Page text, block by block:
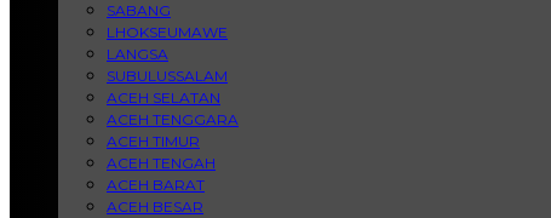
SABANG
LHOKSEUMAWE
LANGSA
SUBULUSSALAM
ACEH SELATAN
ACEH TENGGARA
ACEH TIMUR
ACEH TENGAH
ACEH BARAT
ACEH BESAR